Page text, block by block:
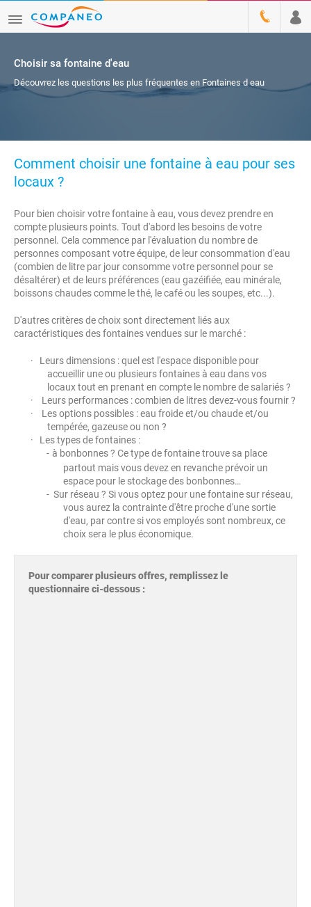
Choisir sa fontaine d'eau
Découvrez les questions les plus fréquentes en Fontaines d eau
Comment choisir une fontaine à eau pour ses
locaux ?
Pour bien choisir votre fontaine à eau, vous devez prendre en
compte plusieurs points. Tout d'abord les besoins de votre
personnel. Cela commence par l'évaluation du nombre de
personnes composant votre équipe, de leur consommation d'eau
(combien de litre par jour consomme votre personnel pour se
désaltérer) et de leurs préférences (eau gazéifiée, eau minérale,
boissons chaudes comme le thé, le café ou les soupes, etc...).
D'autres critères de choix sont directement liés aux
caractéristiques des fontaines vendues sur le marché :
· Leurs dimensions : quel est l'espace disponible pour
accueillir une ou plusieurs fontaines à eau dans vos
locaux tout en prenant en compte le nombre de salariés ?
· Leurs performances : combien de litres devez-vous fournir ?
· Les options possibles : eau froide et/ou chaude et/ou
tempérée, gazeuse ou non ?
· Les types de fontaines :
- à bonbonnes ? Ce type de fontaine trouve sa place
partout mais vous devez en revanche prévoir un
espace pour le stockage des bonbonnes…
- Sur réseau ? Si vous optez pour une fontaine sur réseau,
vous aurez la contrainte d'être proche d'une sortie
d'eau, par contre si vos employés sont nombreux, ce
choix sera le plus économique.
Pour comparer plusieurs offres, remplissez le
questionnaire ci-dessous :